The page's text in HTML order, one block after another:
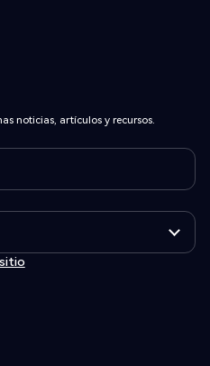
noticias, artículos y recursos.